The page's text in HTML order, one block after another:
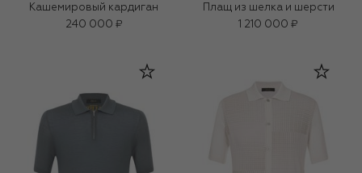
Кашемировый кардиган
240 000 ₽
Плащ из шелка и шерсти
1 210 000 ₽